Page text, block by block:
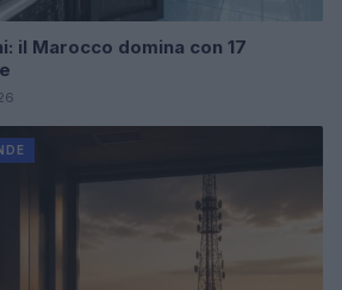
il Marocco domina con 17